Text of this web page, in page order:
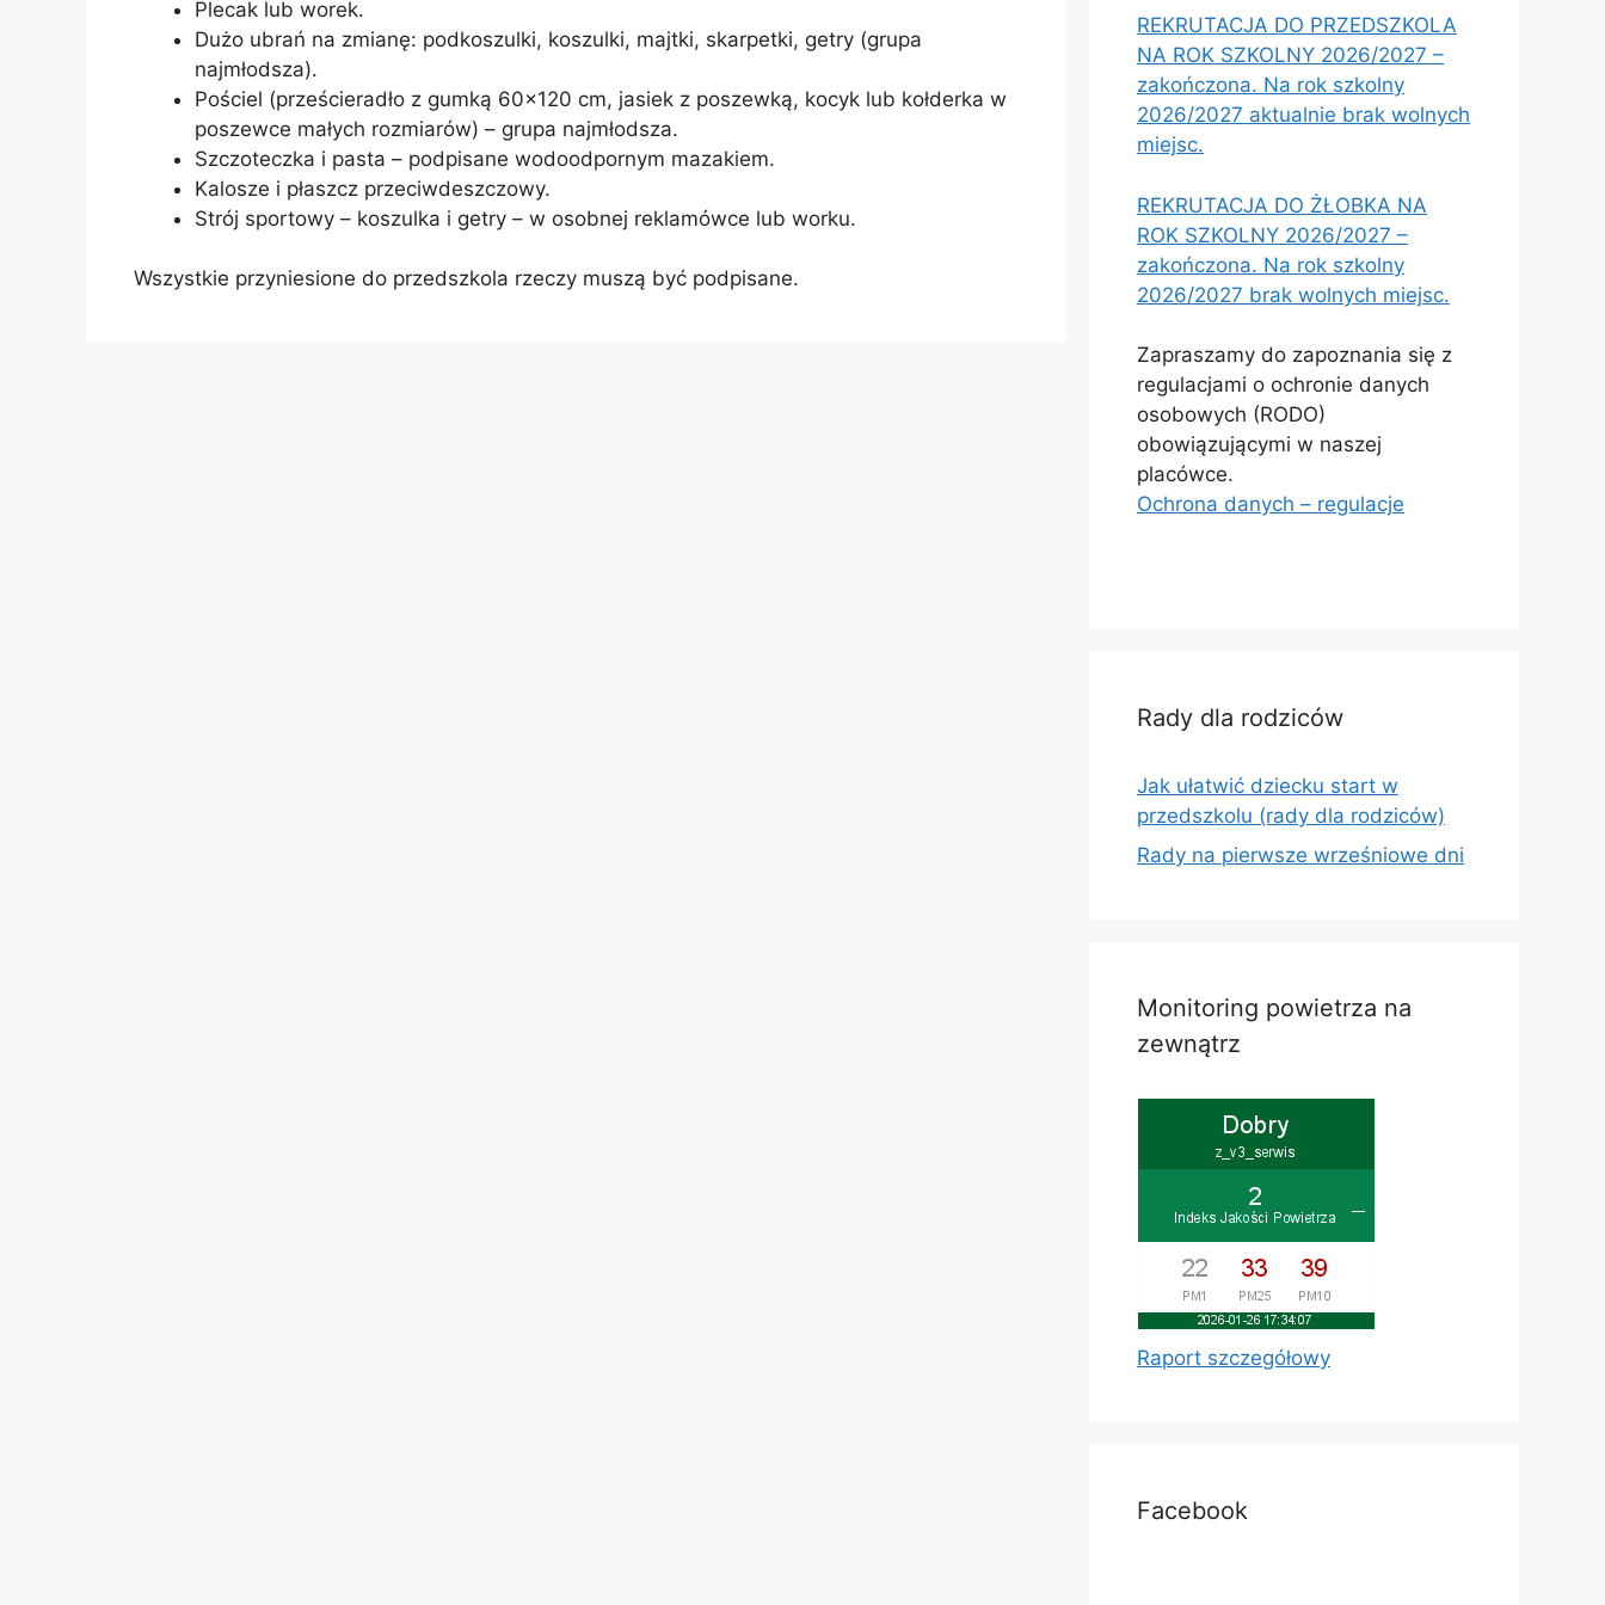
Plecak lub worek.
Dużo ubrań na zmianę: podkoszulki, koszulki, majtki, skarpetki, getry (grupa
najmłodsza).
Pościel (prześcieradło z gumką 60×120 cm, jasiek z poszewką, kocyk lub kołderka w
poszewce małych rozmiarów) – grupa najmłodsza.
Szczoteczka i pasta – podpisane wodoodpornym mazakiem.
Kalosze i płaszcz przeciwdeszczowy.
Strój sportowy – koszulka i getry – w osobnej reklamówce lub worku.
Wszystkie przyniesione do przedszkola rzeczy muszą być podpisane.
REKRUTACJA DO PRZEDSZKOLA
NA ROK SZKOLNY 2026/2027 –
zakończona. Na rok szkolny
2026/2027 aktualnie brak wolnych
miejsc.
REKRUTACJA DO ŻŁOBKA NA
ROK SZKOLNY 2026/2027 –
zakończona. Na rok szkolny
2026/2027 brak wolnych miejsc.
Zapraszamy do zapoznania się z
regulacjami o ochronie danych
osobowych (RODO)
obowiązującymi w naszej
placówce.
Ochrona danych – regulacje
Rady dla rodziców
Jak ułatwić dziecku start w
przedszkolu (rady dla rodziców)
Rady na pierwsze wrześniowe dni
Monitoring powietrza na
zewnątrz
Raport szczegółowy
Facebook